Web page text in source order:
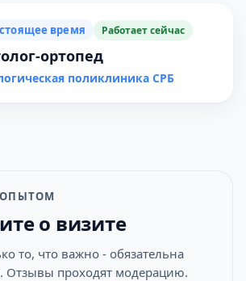
время Работает сейчас
ортопед
поликлиника СРБ
ОПЫТОМ
о визите
то, что важно - обязательна
Отзывы проходят модерацию.